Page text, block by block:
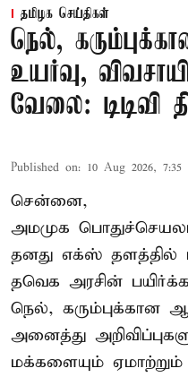
தமிழக செய்திகள்
நெல்,
உயர்வு,
வேலை: டிடிவி
Published on: 10 Aug 2026, 7:35
சென்னை,
அமமுக
தனது எக்ஸ் தளத்தில்
தவெக அரசின்
நெல், கரும்புக்கான
அனைத்து
மக்களையும்